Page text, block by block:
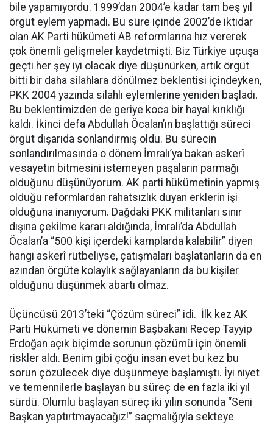
bile yapamıyordu. 1999’dan 2004’e kadar tam beş yıl
örgüt eylem yapmadı. Bu süre içinde 2002’de iktidar
olan AK Parti hükümeti AB reformlarına hız vererek
çok önemli gelişmeler kaydetmişti. Biz Türkiye uçuşa
geçti her şey iyi olacak diye düşünürken, artık örgüt
bitti bir daha silahlara dönülmez beklentisi içindeyken,
PKK 2004 yazında silahlı eylemlerine yeniden başladı.
Bu beklentimizden de geriye koca bir hayal kırıklığı
kaldı. İkinci defa Abdullah Öcalan’ın başlattığı süreci
örgüt dışarıda sonlandırmış oldu. Bu sürecin
sonlandırılmasında o dönem İmralı’ya bakan askerî
vesayetin bitmesini istemeyen paşaların parmağı
olduğunu düşünüyorum. AK parti hükümetinin yapmış
olduğu reformlardan rahatsızlık duyan erklerin işi
olduğuna inanıyorum. Dağdaki PKK militanları sınır
dışına çekilme kararı aldığında, İmralı’da Abdullah
Öcalan’a “500 kişi içerdeki kamplarda kalabilir” diyen
hangi askerî rütbeliyse, çatışmaları başlatanların da en
azından örgüte kolaylık sağlayanların da bu kişiler
olduğunu düşünmek abartı olmaz.
Üçüncüsü 2013’teki “Çözüm süreci” idi. İlk kez AK
Parti Hükümeti ve dönemin Başbakanı Recep Tayyip
Erdoğan açık biçimde sorunun çözümü için önemli
riskler aldı. Benim gibi çoğu insan evet bu kez bu
sorun çözülecek diye düşünmeye başlamıştı. İyi niyet
ve temennilerle başlayan bu süreç de en fazla iki yıl
sürdü. Olumlu başlayan süreç iki yılın sonunda “Seni
Başkan yaptırtmayacağız!” saçmalığıyla sekteye